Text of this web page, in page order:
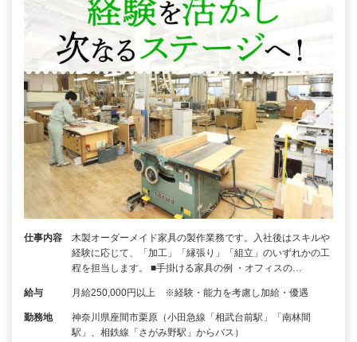
仕事内容
木製オーダーメイド家具の製作業務です。入社後はスキルや
経験に応じて、「加工」「縁張り」「組立」のいずれかの工
程を担当します。 ■手掛ける家具の例 ・オフィスの…
給与 月給250,000円以上 ※経験・能力を考慮し加給・優遇
勤務地
神奈川県座間市栗原（小田急線「相武台前駅」「南林間
駅」、相鉄線「さがみ野駅」からバス）